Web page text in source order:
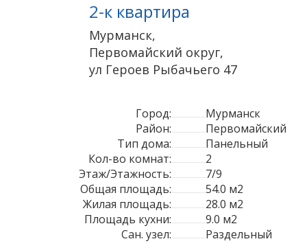
2-к квартира
Мурманск,
Первомайский округ,
ул Героев Рыбачьего 47
Город:
Мурманск
Район:
Первомайский
Тип дома:
Панельный
Кол-во комнат:
2
Этаж/Этажность:
7/9
Общая площадь:
54.0 м2
Жилая площадь:
28.0 м2
Площадь кухни:
9.0 м2
Сан. узел:
Раздельный